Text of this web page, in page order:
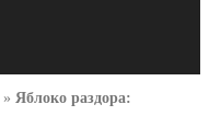
» Яблоко раздора: